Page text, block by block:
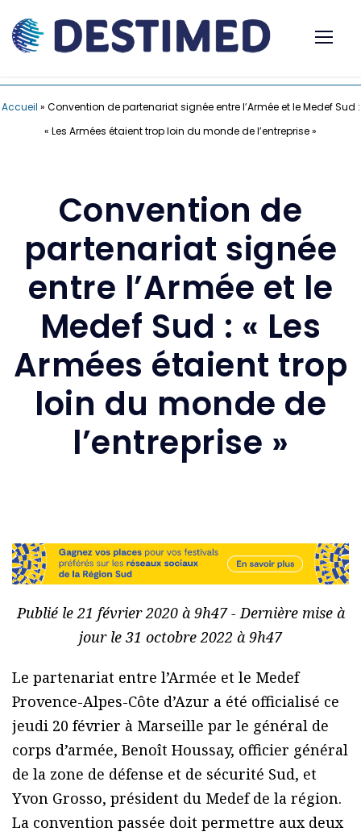
Accueil » Convention de partenariat signée entre l’Armée et le Medef Sud :
« Les Armées étaient trop loin du monde de l’entreprise »
Convention de
partenariat signée
entre l’Armée et le
Medef Sud : « Les
Armées étaient trop
loin du monde de
l’entreprise »
Publié le 21 février 2020 à 9h47 - Dernière mise à
jour le 31 octobre 2022 à 9h47
Le partenariat entre l’Armée et le Medef
Provence-Alpes-Côte d’Azur a été officialisé ce
jeudi 20 février à Marseille par le général de
corps d’armée, Benoît Houssay, officier général
de la zone de défense et de sécurité Sud, et
Yvon Grosso, président du Medef de la région.
La convention passée doit permettre aux deux